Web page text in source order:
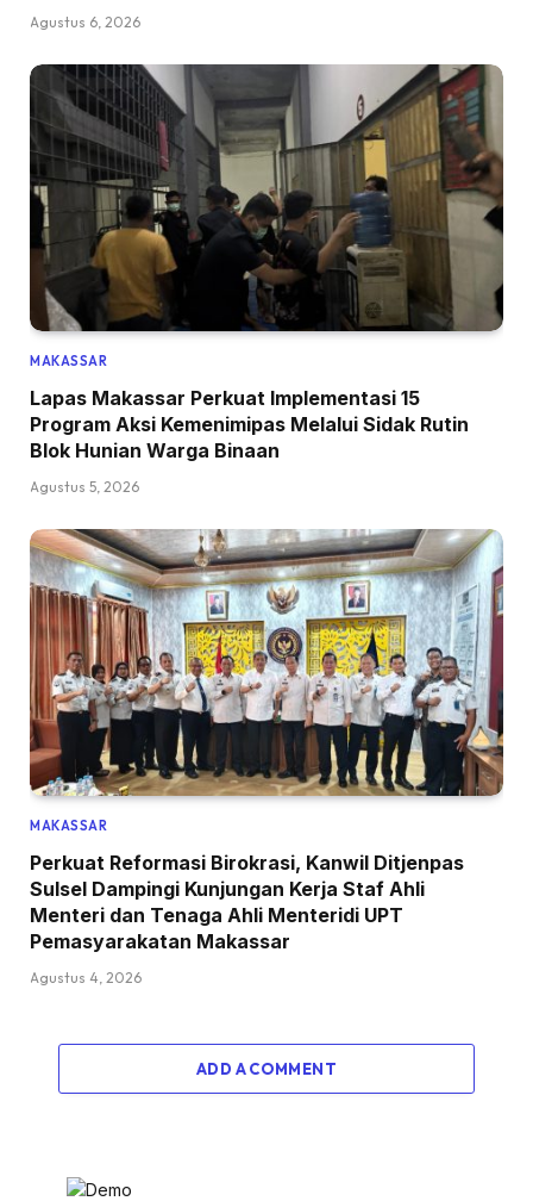
Agustus 6, 2026
MAKASSAR
Lapas Makassar Perkuat Implementasi 15
Program Aksi Kemenimipas Melalui Sidak Rutin
Blok Hunian Warga Binaan
Agustus 5, 2026
MAKASSAR
Perkuat Reformasi Birokrasi, Kanwil Ditjenpas
Sulsel Dampingi Kunjungan Kerja Staf Ahli
Menteri dan Tenaga Ahli Menteridi UPT
Pemasyarakatan Makassar
Agustus 4, 2026
ADD A COMMENT